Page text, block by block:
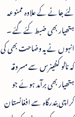
لئے جانے کے علاوہ ممنوعہ
ہتھیار بھی ضبط کئے گئے ۔
انہوں نے یہ وضاحت بھی کی
کہ ناٹو کنٹینرس سے مسروقہ
ہتھیار بھی برآمد ہوئے جو
کراچی بندرگاہ سے افغانستان